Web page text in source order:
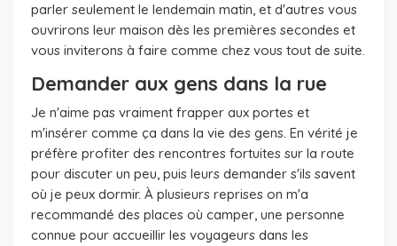
parler seulement le lendemain matin, et d'autres vous
ouvrirons leur maison dès les premières secondes et
vous inviterons à faire comme chez vous tout de suite.
Demander aux gens dans la rue
Je n'aime pas vraiment frapper aux portes et
m'insérer comme ça dans la vie des gens. En vérité je
préfère profiter des rencontres fortuites sur la route
pour discuter un peu, puis leurs demander s'ils savent
où je peux dormir. À plusieurs reprises on m'a
recommandé des places où camper, une personne
connue pour accueillir les voyageurs dans les